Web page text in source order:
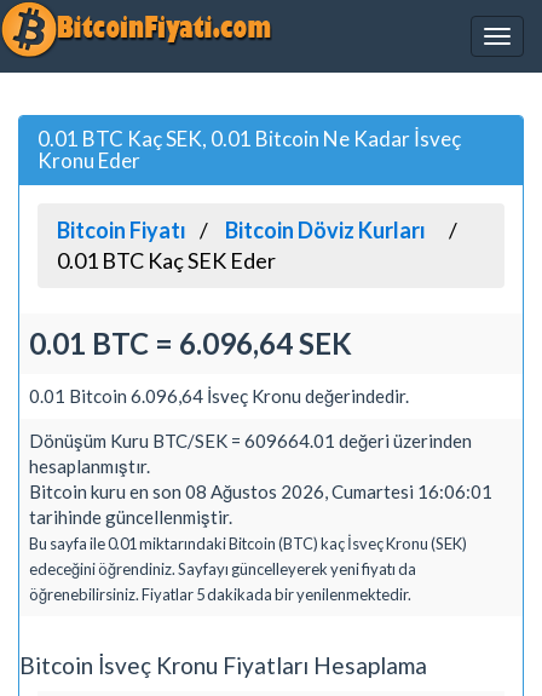
0.01 BTC Kaç SEK, 0.01 Bitcoin Ne Kadar İsveç
Kronu Eder
Bitcoin Fiyatı
Bitcoin Döviz Kurları
0.01 BTC Kaç SEK Eder
0.01 BTC = 6.096,64 SEK
0.01 Bitcoin 6.096,64 İsveç Kronu değerindedir.
Dönüşüm Kuru BTC/SEK = 609664.01 değeri üzerinden
hesaplanmıştır.
Bitcoin kuru en son 08 Ağustos 2026, Cumartesi 16:06:01
tarihinde güncellenmiştir.
Bu sayfa ile 0.01 miktarındaki Bitcoin (BTC) kaç İsveç Kronu (SEK)
edeceğini öğrendiniz. Sayfayı güncelleyerek yeni fiyatı da
öğrenebilirsiniz. Fiyatlar 5 dakikada bir yenilenmektedir.
Bitcoin İsveç Kronu Fiyatları Hesaplama